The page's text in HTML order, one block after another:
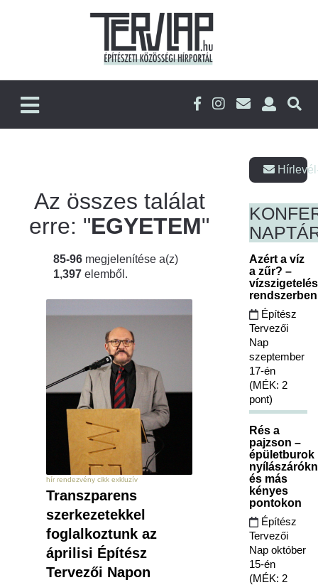
Az összes találat
erre: "EGYETEM"
85-96 megjelenítése a(z)
1,397 elemből.
hír rendezvény cikk exkluzív
Transzparens
szerkezetekkel
foglalkoztunk az
áprilisi Építész
Tervezői Napon
Azért a víz
a zűr? –
Építész
Tervezői
Nap
szeptember
17-én
(MÉK: 2
pont)
Rés a
pajzson –
épületburok
és más
kényes
pontokon
Építész
Tervezői
Nap október
15-én
(MÉK: 2